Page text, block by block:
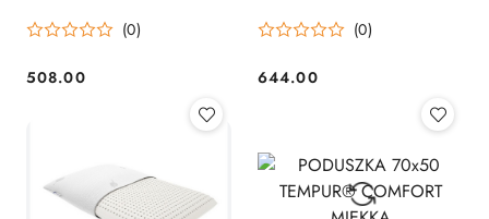
(0)
Cena:
508.00
(0)
Cena:
644.00